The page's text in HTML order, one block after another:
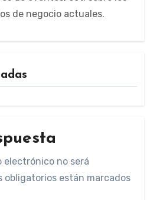
de negocio actuales.
electrónico no será
obligatorios están marcados